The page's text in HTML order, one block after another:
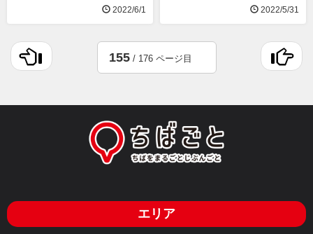
2022/6/1 2022/5/31
155/ 176 ページ目
エリア